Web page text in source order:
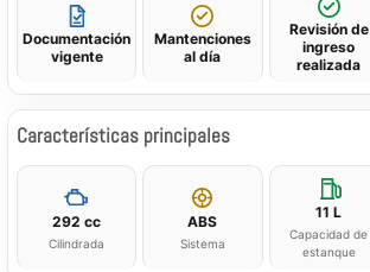
Documentación
vigente
Mantenciones
al día
Revisión de
ingreso
realizada
Características principales
292 cc
Cilindrada
ABS
Sistema
11 L
Capacidad de
estanque